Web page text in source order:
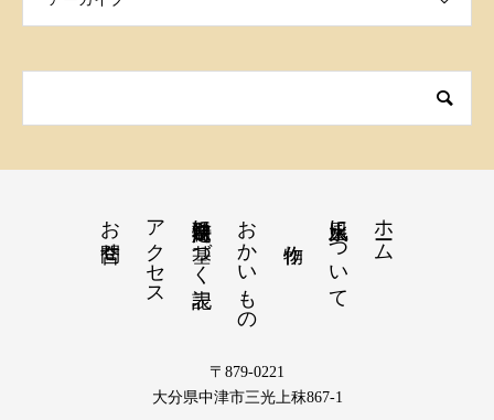
ホーム
火水風土について
おかいもの
特定商取引法に基づく表記
アクセス
お問合せ
〒879-0221
大分県中津市三光上秣867-1